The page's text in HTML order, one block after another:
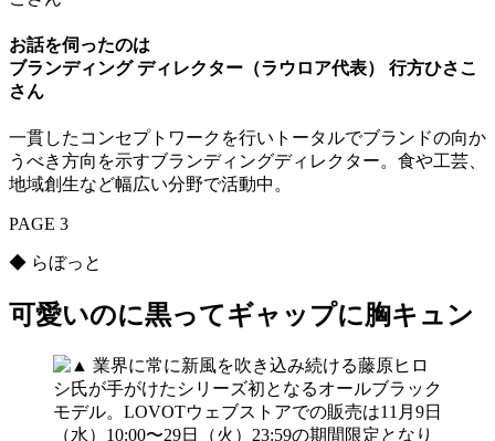
お話を伺ったのは
ブランディング ディレクター（ラウロア代表） 行方ひさこ
さん
一貫したコンセプトワークを行いトータルでブランドの向か
うべき方向を示すブランディングディレクター。食や工芸、
地域創生など幅広い分野で活動中。
PAGE 3
◆ らぼっと
可愛いのに黒ってギャップに胸キュン